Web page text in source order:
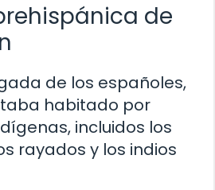
de
de los españoles,
habitado por
incluidos los
rayados y los indios